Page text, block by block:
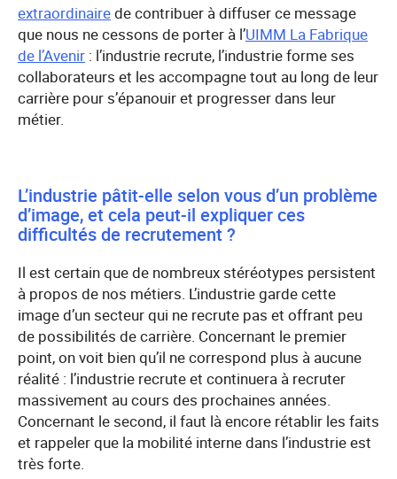
extraordinairede contribuer à diffuser ce message
que nous ne cessons de porter à l’UIMM La Fabrique
de l’Avenir : l’industrie recrute, l’industrie forme ses
collaborateurs et les accompagne tout au long de leur
carrière pour s’épanouir et progresser dans leur
métier.
L’industrie pâtit-elle selon vous d’un problème
d’image, et cela peut-il expliquer ces
difficultés de recrutement ?
Il est certain que de nombreux stéréotypes persistent
à propos de nos métiers. L’industrie garde cette
image d’un secteur qui ne recrute pas et offrant peu
de possibilités de carrière. Concernant le premier
point, on voit bien qu’il ne correspond plus à aucune
réalité : l’industrie recrute et continuera à recruter
massivement au cours des prochaines années.
Concernant le second, il faut là encore rétablir les faits
et rappeler que la mobilité interne dans l’industrie est
très forte.